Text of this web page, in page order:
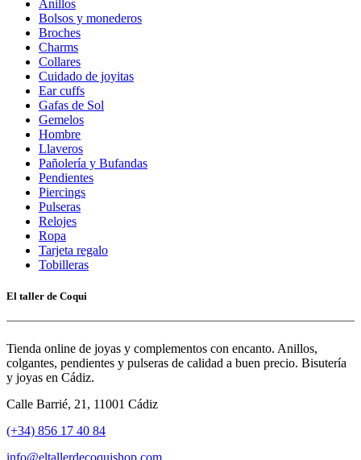
Anillos
Bolsos y monederos
Broches
Charms
Collares
Cuidado de joyitas
Ear cuffs
Gafas de Sol
Gemelos
Hombre
Llaveros
Pañolería y Bufandas
Pendientes
Piercings
Pulseras
Relojes
Ropa
Tarjeta regalo
Tobilleras
El taller de Coqui
Tienda online de joyas y complementos con encanto. Anillos,
colgantes, pendientes y pulseras de calidad a buen precio. Bisutería
y joyas en Cádiz.
Calle Barrié, 21, 11001 Cádiz
(+34) 856 17 40 84
info@eltallerdecoquishop.com